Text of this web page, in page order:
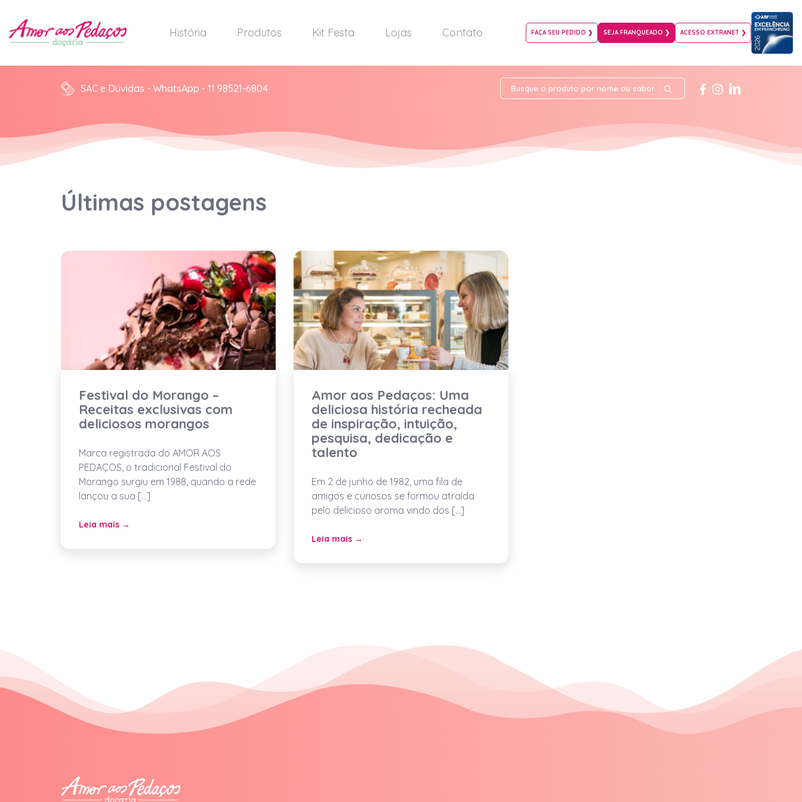
História Produtos Kit Festa Lojas Contato FAÇA SEU PEDIDO ❯ SEJA FRANQUEADO ❯ ACESSO EXTRANET ❯
SAC e Dúvidas - WhatsApp - 11 98521-6804
Últimas postagens
Festival do Morango –
Receitas exclusivas com
deliciosos morangos
Marca registrada do AMOR AOS
PEDAÇOS, o tradicional Festival do
Morango surgiu em 1988, quando a rede
lançou a sua […]
Leia mais →
Amor aos Pedaços: Uma
deliciosa história recheada
de inspiração, intuição,
pesquisa, dedicação e
talento
Em 2 de junho de 1982, uma fila de
amigos e curiosos se formou atraída
pelo delicioso aroma vindo dos […]
Leia mais →